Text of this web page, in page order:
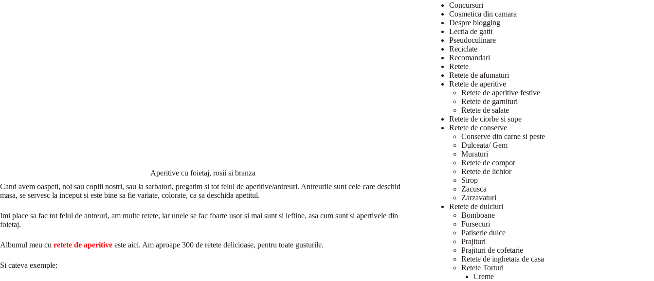
Aperitive cu foietaj, rosii si branza
Cand avem oaspeti, noi sau copiii nostri, sau la sarbatori, pregatim si tot felul de aperitive/antreuri. Antreurile sunt cele care deschid
masa, se servesc la inceput si este bine sa fie variate, colorate, ca sa deschida apetitul.
Imi place sa fac tot felul de antreuri, am multe retete, iar unele se fac foarte usor si mai sunt si ieftine, asa cum sunt si apertivele din
foietaj.
Albumul meu cu retete de aperitive este aici. Am aproape 300 de retete delicioase, pentru toate gusturile.
Si cateva exemple:
Concursuri
Cosmetica din camara
Despre blogging
Lectia de gatit
Pseudoculinare
Reciclate
Recomandari
Retete
Retete de afumaturi
Retete de aperitive
Retete de aperitive festive
Retete de garnituri
Retete de salate
Retete de ciorbe si supe
Retete de conserve
Conserve din carne si peste
Dulceata/ Gem
Muraturi
Retete de compot
Retete de lichior
Sirop
Zacusca
Zarzavaturi
Retete de dulciuri
Bomboane
Fursecuri
Patiserie dulce
Prajituri
Prajituri de cofetarie
Retete de inghetata de casa
Retete Torturi
Creme